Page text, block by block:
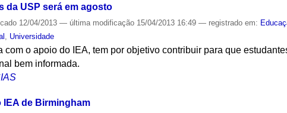
da USP será em agosto
12/04/2013— última modificação 15/04/2013 16:49— registrado em:
Universidade
com o apoio do IEA, tem por objetivo contribuir para que
bem informada.
IEA de Birmingham